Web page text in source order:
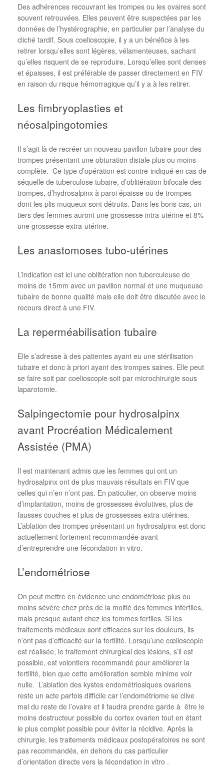
Des adhérences recouvrant les trompes ou les ovaires sont
souvent retrouvées. Elles peuvent être suspectées par les
données de l’hystérographie, en particulier par l’analyse du
cliché tardif. Sous coelioscopie, il y a un bénéfice à les
retirer lorsqu’elles sont légères, vélamenteuses, sachant
qu’elles risquent de se reproduire. Lorsqu’elles sont denses
et épaisses, il est préférable de passer directement en FIV
en raison du risque hémorragique qu’il y a à les retirer.
Les fimbryoplasties et
néosalpingotomies
Il s’agit là de recréer un nouveau pavillon tubaire pour des
trompes présentant une obturation distale plus ou moins
complète. Ce type d’opération est contre-indiqué en cas de
séquelle de tuberculose tubaire, d’oblitération bifocale des
trompes, d’hydrosalpinx à paroi épaisse ou de trompes
dont les plis muqueux sont détruits. Dans les bons cas, un
tiers des femmes auront une grossesse intra-utérine et 8%
une grossesse extra-utérine.
Les anastomoses tubo-utérines
L’indication est ici une oblitération non tuberculeuse de
moins de 15mm avec un pavillon normal et une muqueuse
tubaire de bonne qualité mais elle doit être discutée avec le
recours direct à une FIV.
La reperméabilisation tubaire
Elle s’adresse à des patientes ayant eu une stérilisation
tubaire et donc à priori ayant des trompes saines. Elle peut
se faire soit par coelioscopie soit par microchirurgie sous
laparotomie.
Salpingectomie pour hydrosalpinx
avant Procréation Médicalement
Assistée (PMA)
Il est maintenant admis que les femmes qui ont un
hydrosalpinx ont de plus mauvais résultats en FIV que
celles qui n’en n’ont pas. En paticulier, on observe moins
d’implantation, moins de grossesses évolutives, plus de
fausses couches et plus de grossesses extra-utérines.
L’ablation des trompes présentant un hydrosalpinx est donc
actuellement fortement recommandée avant
d’entreprendre une fécondation in vitro.
L’endométriose
On peut mettre en évidence une endométriose plus ou
moins sévère chez près de la moitié des femmes infertiles,
mais presque autant chez les femmes fertiles. Si les
traitements médicaux sont efficaces sur les douleurs, ils
n’ont pas d’efficacité sur la fertilité. Lorsqu’une cœlioscopie
est réalisée, le traitement chirurgical des lésions, s’il est
possible, est volontiers recommandé pour améliorer la
fertilité, bien que cette amélioration semble minime voir
nulle. L’ablation des kystes endométriosiques ovariens
reste un acte parfois difficile car l’endométriome se clive
mal du reste de l’ovaire et il faudra prendre garde à être le
moins destructeur possible du cortex ovarien tout en étant
le plus complet possible pour éviter la récidive. Après la
chirurgie, les traitements médicaux postopératoires ne sont
pas recommandés, en dehors du cas particulier
d’orientation directe vers la fécondation in vitro .